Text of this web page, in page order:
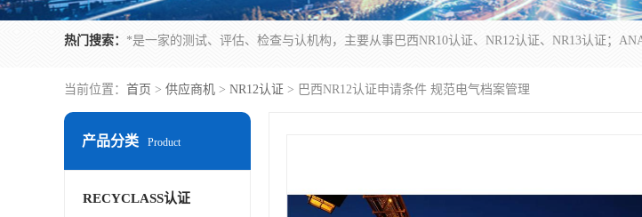
热门搜索：
当前位置： 首页 > 供应商机 > NR12认证 > 巴西NR12认证申请条件 规范电气档案管理
产品分类 Product
RECYCLASS认证